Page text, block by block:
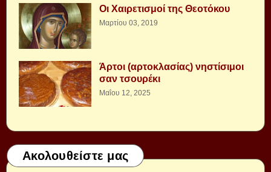
Οι Χαιρετισμοί της Θεοτόκου
Μαρτίου 03, 2019
Άρτοι (αρτοκλασίας) νηστίσιμοι
σαν τσουρέκι
Μαΐου 12, 2025
Ακολουθείστε μας